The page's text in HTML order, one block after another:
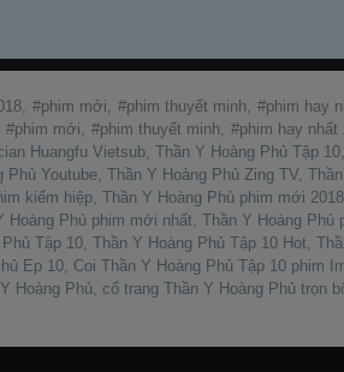
phim mới, phim thuyết minh,
phim hay
phim mới, phim thuyết minh,
phim hay nhất
Huangfu Vietsub, Thần Y Hoàng Phủ Tập
Youtube, Thần Y Hoàng Phủ Zing TV,
kiếm hiệp, Thần Y Hoàng Phủ phim mới
Phủ phim mới nhất, Thần Y Hoàng Phủ
Tập 10, Thần Y Hoàng Phủ Tập 10 Hot,
Ep 10, Coi Thần Y Hoàng Phủ Tập 10 phim
Hoàng Phủ, cổ trang Thần Y Hoàng Phủ trọn